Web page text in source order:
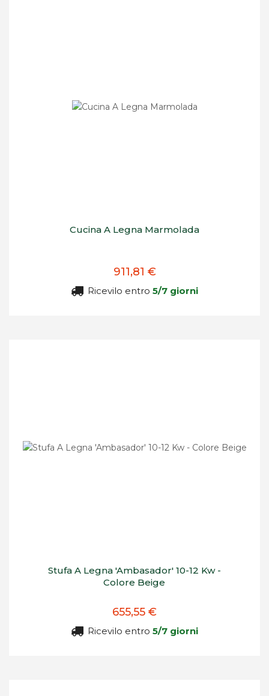
Cucina A Legna Marmolada
911,81 €
Ricevilo entro 5/7 giorni
Stufa A Legna 'Ambasador' 10-12 Kw -
Colore Beige
655,55 €
Ricevilo entro 5/7 giorni